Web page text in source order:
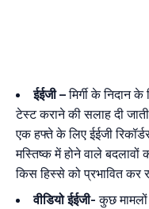
ईईजी –मिर्गी के
टेस्ट कराने की सलाह दी
एक हफ्ते के लिए ईईजी
मस्तिष्क में होने वाले बदलावों
किस हिस्से को प्रभावित कर
वीडियोईईजी-कुछ मामलों